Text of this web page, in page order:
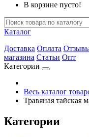
В корзине пусто!
Каталог
Доставка Оплата
магазина Статьи Опт
Категории
Весь каталог
Травяная тайская
Категории